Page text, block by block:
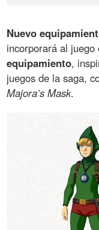
Nuevo
incorporará al juego
equipamiento,
juegos de la saga,
Majora’s Mask.